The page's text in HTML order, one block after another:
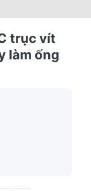
trục vít
làm ống